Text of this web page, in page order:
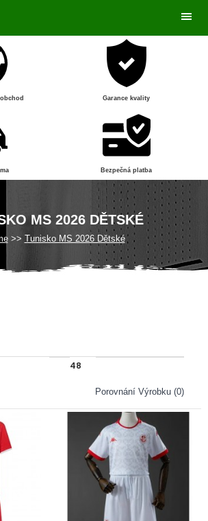
Garance kvality
Bezpečná platba
MS 2026 DĚTSKÉ
Tunisko MS 2026 Dětské
Porovnání Výrobku (0)